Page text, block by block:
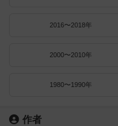
2016〜2018年
2000〜2010年
1980〜1990年
作者